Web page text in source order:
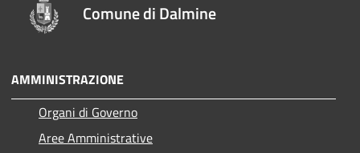
Comune di Dalmine
AMMINISTRAZIONE
Organi di Governo
Aree Amministrative